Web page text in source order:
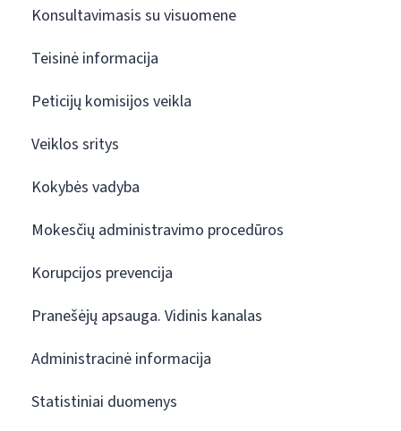
Konsultavimasis su visuomene
Teisinė informacija
Peticijų komisijos veikla
Veiklos sritys
Kokybės vadyba
Mokesčių administravimo procedūros
Korupcijos prevencija
Pranešėjų apsauga. Vidinis kanalas
Administracinė informacija
Statistiniai duomenys